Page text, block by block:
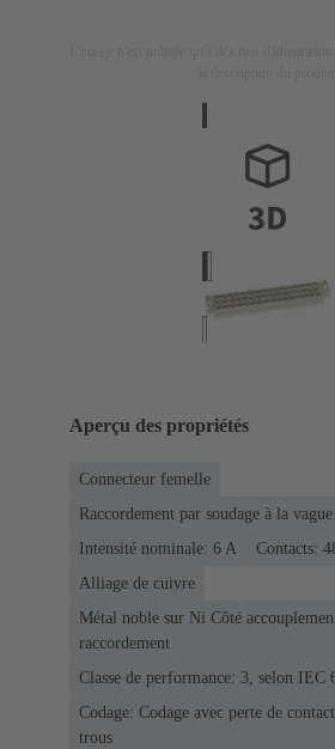
Aperçu des propriétés
Connecteur femelle
Raccordement par soudage à la vague
Intensité nominale: ‌6 A
Contacts:
Alliage de cuivre
Métal noble sur Ni Côté
raccordement
Classe de performance: 3, selon IEC
Codage: Codage avec perte de
trous